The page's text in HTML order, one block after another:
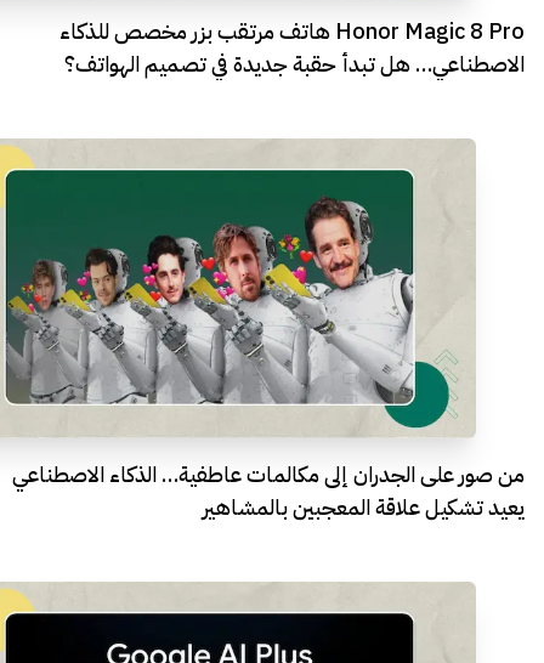
Honor Magic 8 Pro هاتف مرتقب بزر مخصص للذكاء
الاصطناعي… هل تبدأ حقبة جديدة في تصميم الهواتف؟
من صور على الجدران إلى مكالمات عاطفية… الذكاء الاصطناعي
يعيد تشكيل علاقة المعجبين بالمشاهير